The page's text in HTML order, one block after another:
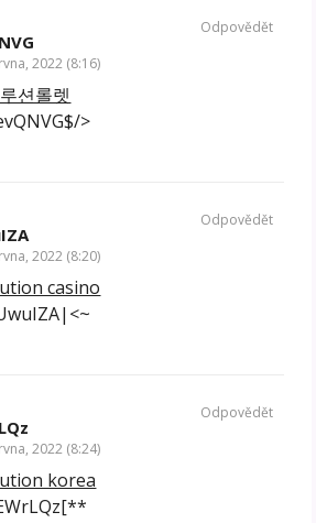
2022 (8:16)
션롤렛
>
Odpovědět
2022 (8:20)
casino
Odpovědět
2022 (8:24)
korea
Odpovědět